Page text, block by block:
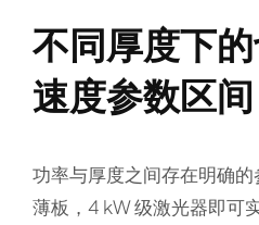
不同厚度下
速度参数区间
功率与厚度之间存在明确
薄板，4 kW 级激光器即可